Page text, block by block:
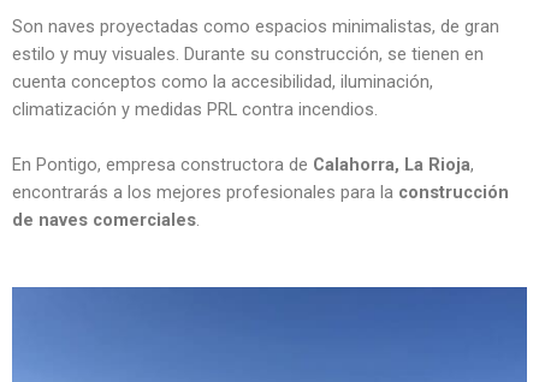
Son naves proyectadas como espacios minimalistas, de gran
estilo y muy visuales. Durante su construcción, se tienen en
cuenta conceptos como la accesibilidad, iluminación,
climatización y medidas PRL contra incendios.
En Pontigo, empresa constructora de Calahorra, La Rioja,
encontrarás a los mejores profesionales para la construcción
de naves comerciales.